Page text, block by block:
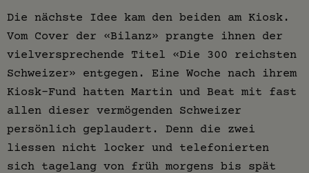
Die nächste Idee kam den beiden am Kiosk.
Vom Cover der «Bilanz» prangte ihnen der
vielversprechende Titel «Die 300 reichsten
Schweizer» entgegen. Eine Woche nach ihrem
Kiosk-Fund hatten Martin und Beat mit fast
allen dieser vermögenden Schweizer
persönlich geplaudert. Denn die zwei
liessen nicht locker und telefonierten
sich tagelang von früh morgens bis spät